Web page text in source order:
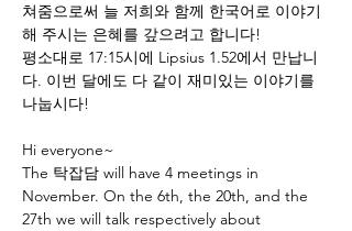
쳐줌으로써 늘 저희와 함께 한국어로 이야기
해 주시는 은혜를 갚으려고 합니다!
평소대로 17:15시에 Lipsius 1.52에서 만납니
다. 이번 달에도 다 같이 재미있는 이야기를
나눕시다!
Hi everyone~
The 탁잡담 will have 4 meetings in
November. On the 6th, the 20th, and the
27th we will talk respectively about